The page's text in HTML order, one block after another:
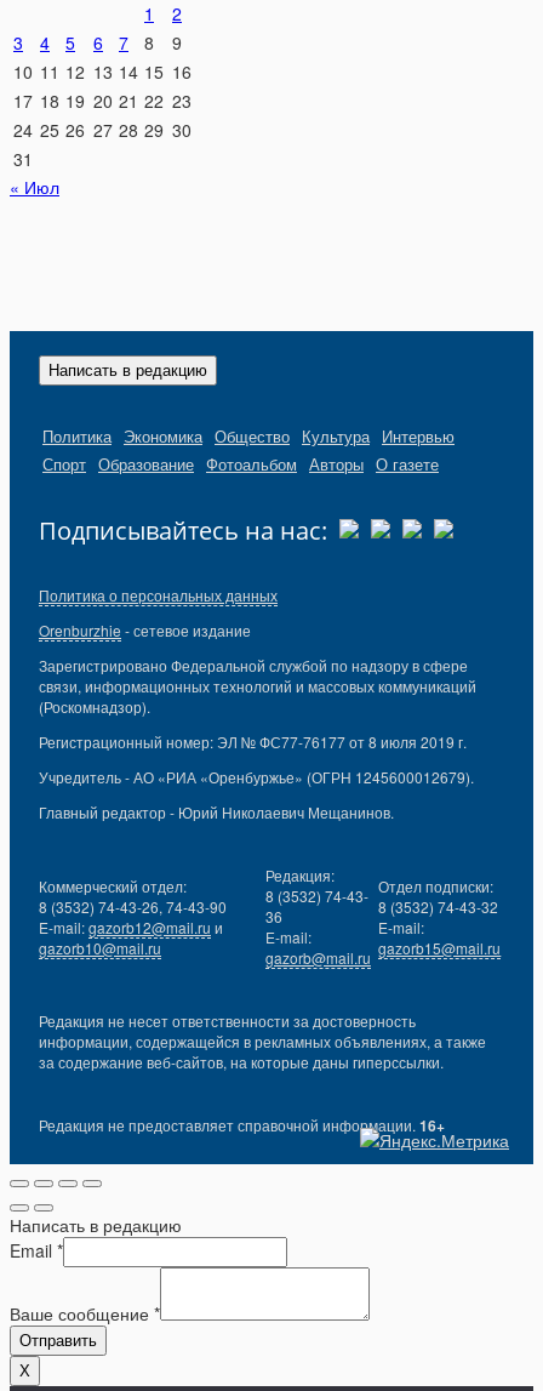
1
2
3
4 5 6 7 8
9
10 11 12 13 14 15 16
17 18 19 20 21 22 23
24 25 26 27 28 29 30
31
« Июл
Написать в редакцию
Политика Экономика Общество Культура Интервью
Спорт Образование Фотоальбом Авторы О газете
Подписывайтесь на нас:
Политика о персональных данных
Orenburzhie - сетевое издание
Зарегистрировано Федеральной службой по надзору в сфере
связи, информационных технологий и массовых коммуникаций
(Роскомнадзор).
Регистрационный номер: ЭЛ № ФС77-76177 от 8 июля 2019 г.
Учредитель - АО «РИА «Оренбуржье» (ОГРН 1245600012679).
Главный редактор - Юрий Николаевич Мещанинов.
Коммерческий отдел:
8 (3532) 74-43-26, 74-43-90
E-mail:gazorb12@mail.ru и
gazorb10@mail.ru
Редакция:
8 (3532) 74-43-
36
E-mail:
gazorb@mail.ru
Отдел подписки:
8 (3532) 74-43-32
E-mail:
gazorb15@mail.ru
Редакция не несет ответственности за достоверность
информации, содержащейся в рекламных объявлениях, а также
за содержание веб-сайтов, на которые даны гиперссылки.
Редакция не предоставляет справочной информации. 16+
Написать в редакцию
Email *
Ваше сообщение *
Отправить
X